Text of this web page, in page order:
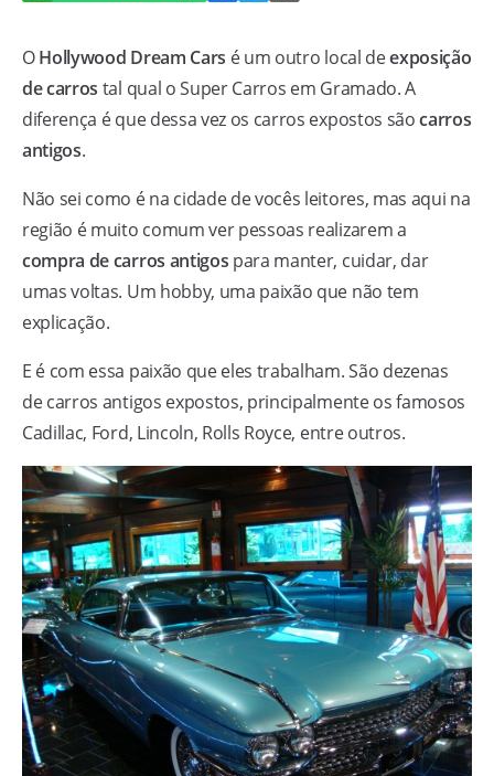
OHollywood Dream Cars é um outro local deexposição
de carros tal qual o Super Carros em Gramado. A
diferença é que dessa vez os carros expostos sãocarros
antigos.
Não sei como é na cidade de vocês leitores, mas aqui na
região é muito comum ver pessoas realizarem a
compra de carros antigos para manter, cuidar, dar
umas voltas. Um hobby, uma paixão que não tem
explicação.
E é com essa paixão que eles trabalham. São dezenas
de carros antigos expostos, principalmente os famosos
Cadillac, Ford, Lincoln, Rolls Royce, entre outros.